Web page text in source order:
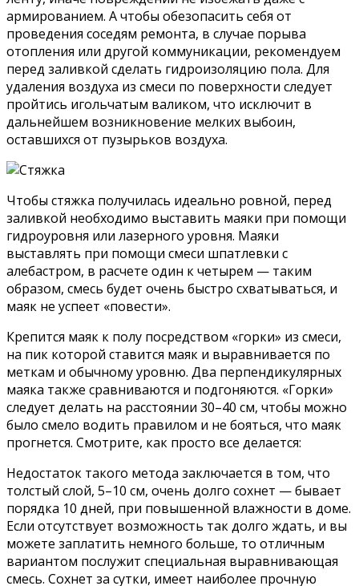
армированием. А чтобы обезопасить себя от
проведения соседям ремонта, в случае порыва
отопления или другой коммуникации, рекомендуем
перед заливкой сделать гидроизоляцию пола. Для
удаления воздуха из смеси по поверхности следует
пройтись игольчатым валиком, что исключит в
дальнейшем возникновение мелких выбоин,
оставшихся от пузырьков воздуха.
Чтобы стяжка получилась идеально ровной, перед
заливкой необходимо выставить маяки при помощи
гидроуровня или лазерного уровня. Маяки
выставлять при помощи смеси шпатлевки с
алебастром, в расчете один к четырем — таким
образом, смесь будет очень быстро схватываться, и
маяк не успеет «повести».
Крепится маяк к полу посредством «горки» из смеси,
на пик которой ставится маяк и выравнивается по
меткам и обычному уровню. Два перпендикулярных
маяка также сравниваются и подгоняются. «Горки»
следует делать на расстоянии 30–40 см, чтобы можно
было смело водить правилом и не бояться, что маяк
прогнется. Смотрите, как просто все делается:
Недостаток такого метода заключается в том, что
толстый слой, 5–10 см, очень долго сохнет — бывает
порядка 10 дней, при повышенной влажности в доме.
Если отсутствует возможность так долго ждать, и вы
можете заплатить немного больше, то отличным
вариантом послужит специальная выравнивающая
смесь. Сохнет за сутки, имеет наиболее прочную